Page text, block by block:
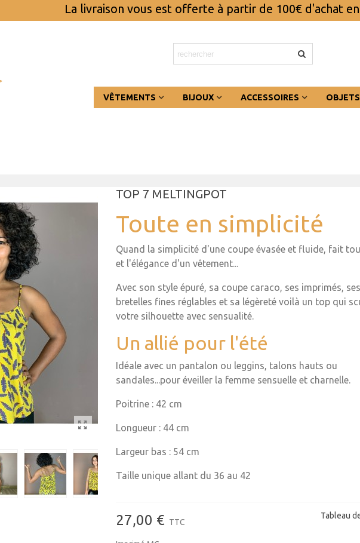
La livraison vous est offerte à partir de 100€ d'achat
VÊTEMENTS BIJOUX ACCESSOIRES
TOP 7 MELTINGPOT
Toute en simplicité
Quand la simplicité d'une coupe évasée et fluide, fait
et l'élégance d'un vêtement...
Avec son style épuré, sa coupe caraco, ses imprimés, ses
bretelles fines réglables et sa légèreté voilà un top qui
votre silhouette avec sensualité.
Un allié pour l'été
Idéale avec un pantalon ou leggins, talons hauts ou
sandales...pour éveiller la femme sensuelle et charnelle.
Poitrine : 42 cm
Longueur : 44 cm
Largeur bas : 54 cm
Taille unique allant du 36 au 42
27,00 € TTC
Tableau